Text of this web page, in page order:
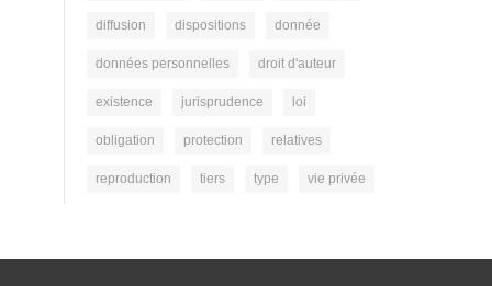
diffusion dispositions donnée
données personnelles droit d'auteur
existence jurisprudence loi
obligation protection relatives
reproduction tiers type vie privée